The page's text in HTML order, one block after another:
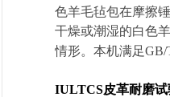
色羊毛毡包在摩擦
干燥或潮湿的白色
情形。本机满足
IULTCS皮革耐磨试